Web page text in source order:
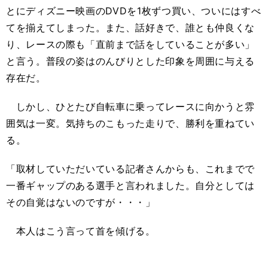
とにディズニー映画のDVDを1枚ずつ買い、ついにはすべ
てを揃えてしまった。また、話好きで、誰とも仲良くな
り、レースの際も「直前まで話をしていることが多い」
と言う。普段の姿はのんびりとした印象を周囲に与える
存在だ。
しかし、ひとたび自転車に乗ってレースに向かうと雰
囲気は一変。気持ちのこもった走りで、勝利を重ねてい
る。
「取材していただいている記者さんからも、これまでで
一番ギャップのある選手と言われました。自分としては
その自覚はないのですが・・・」
本人はこう言って首を傾げる。